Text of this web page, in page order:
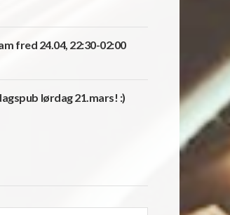
fred 24.04, 22:30-02:00
lørdag 21.mars! :)